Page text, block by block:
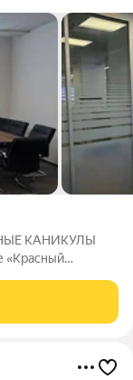
«Красный
расходы